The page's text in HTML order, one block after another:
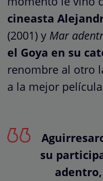
cineasta
(2001) y Mar
el Goya en su
renombre al otro
a la mejor
su